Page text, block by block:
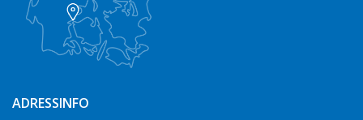
ADRESSINFO